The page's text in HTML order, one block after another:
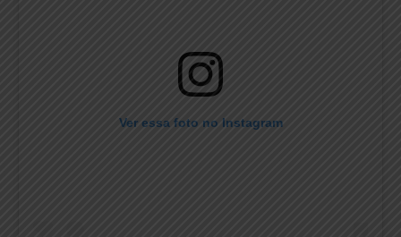
Ver essa foto no Instagram